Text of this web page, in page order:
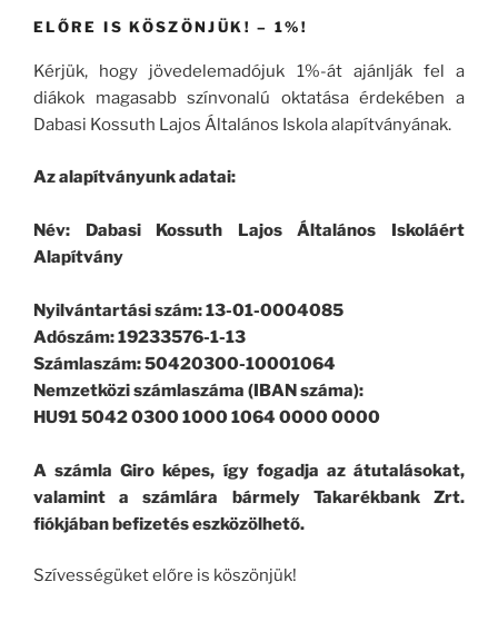
ELŐRE IS KÖSZÖNJÜK! – 1%!
Kérjük, hogy jövedelemadójuk 1%-át ajánlják fel a
diákok magasabb színvonalú oktatása érdekében a
Dabasi Kossuth Lajos Általános Iskola alapítványának.
Az alapítványunk adatai:
Név: Dabasi Kossuth Lajos Általános Iskoláért
Alapítvány
Nyilvántartási szám: 13-01-0004085
Adószám: 19233576-1-13
Számlaszám: 50420300-10001064
Nemzetközi számlaszáma (IBAN száma):
HU91 5042 0300 1000 1064 0000 0000
A számla Giro képes, így fogadja az átutalásokat,
valamint a számlára bármely Takarékbank Zrt.
fiókjában befizetés eszközölhető.
Szívességüket előre is köszönjük!